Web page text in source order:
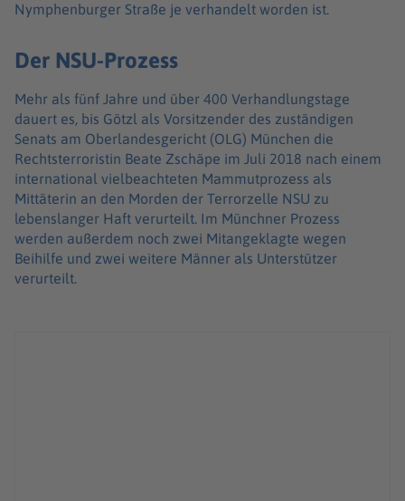
Nymphenburger Straße je verhandelt worden ist.
Der NSU-Prozess
Mehr als fünf Jahre und über 400 Verhandlungstage
dauert es, bis Götzl als Vorsitzender des zuständigen
Senats am Oberlandesgericht (OLG) München die
Rechtsterroristin Beate Zschäpe im Juli 2018 nach einem
international vielbeachteten Mammutprozess als
Mittäterin an den Morden der Terrorzelle NSU zu
lebenslanger Haft verurteilt. Im Münchner Prozess
werden außerdem noch zwei Mitangeklagte wegen
Beihilfe und zwei weitere Männer als Unterstützer
verurteilt.